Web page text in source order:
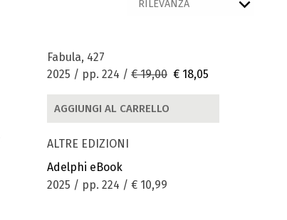
Fabula, 427
2025 / pp. 224 / € 19,00 € 18,05
AGGIUNGI AL CARRELLO
ALTRE EDIZIONI
Adelphi eBook
2025 / pp. 224 / € 10,99